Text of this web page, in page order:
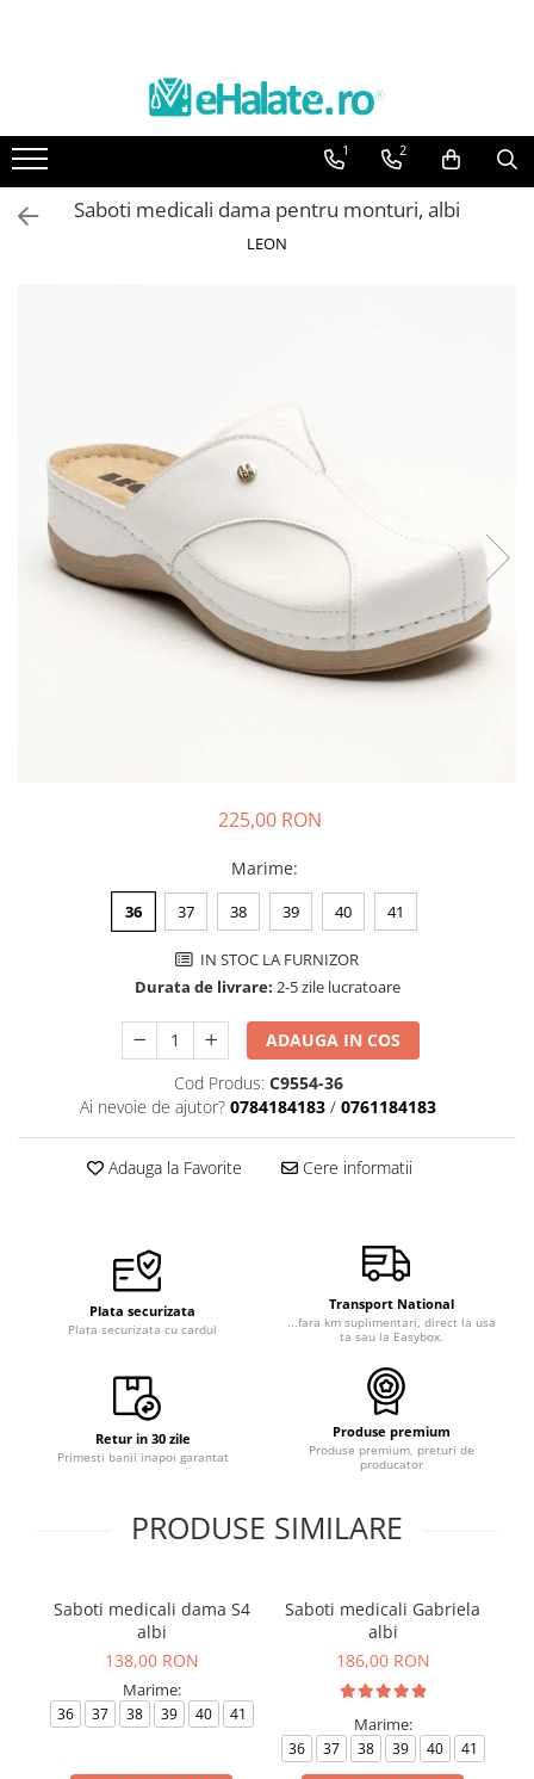
Toate Produsele
Bluze Unisex
Pantaloni Unisex
Costume Unisex
Halate Bianca
Bluze Maria
Halate medicale femei
Halate medicale barbati
Halate medicale P2 cu fluturas
Halate medicale cu nasturi
Halate medicale cu fermoar
Veste, Jachete
Jachete de lucru
Articole din Polar
Jachete de lucru
Saboti medicali
ACCESORII
1 2
Saboti medicali dama pentru monturi, albi
LEON
225,00 RON
Marime:
36 37 38 39 40 41
IN STOC LA FURNIZOR
Durata de livrare: 2-5 zile lucratoare
ADAUGA IN COS
Cod Produs: C9554-36
Ai nevoie de ajutor? 0784184183 / 0761184183
Adauga la Favorite Cere informatii
Plata securizata
Plata securizata cu cardul
Transport National
...fara km suplimentari, direct la usa
ta sau la Easybox.
Retur in 30 zile
Primesti banii inapoi garantat
Produse premium
Produse premium, preturi de
producator
PRODUSE SIMILARE
Saboti medicali dama S4
albi
138,00 RON
Marime:
36 37 38 39 40 41
Saboti medicali Gabriela
albi
186,00 RON
Marime:
36 37 38 39 40 41